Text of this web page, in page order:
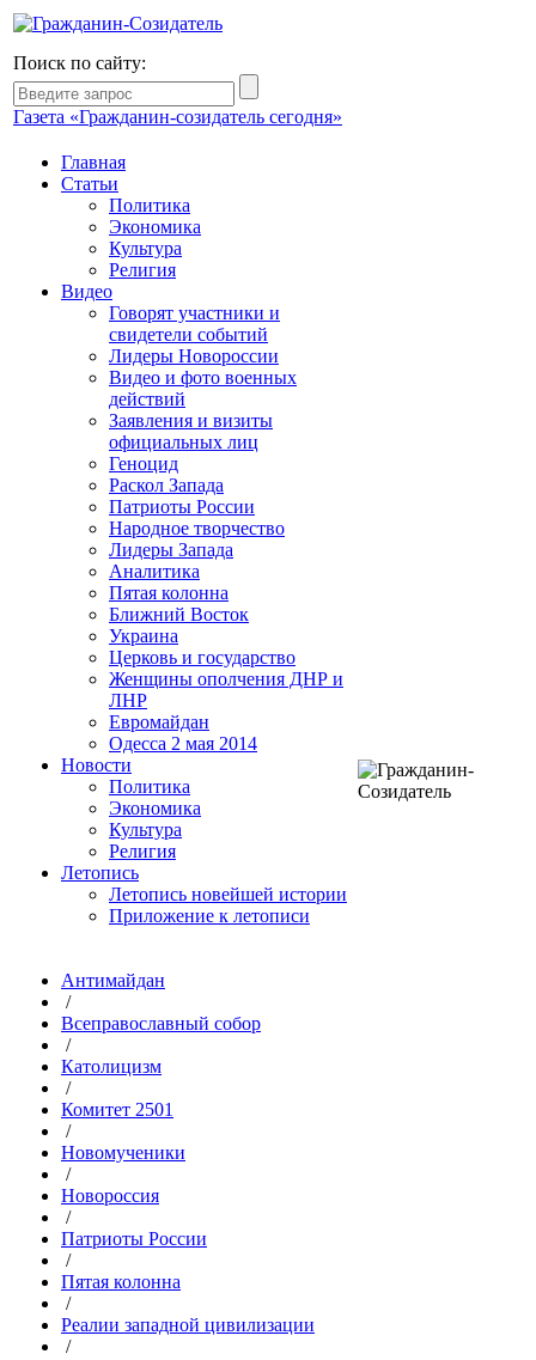
Поиск по сайту:
Газета «Гражданин-созидатель сегодня»
Главная
Статьи
Политика
Экономика
Культура
Религия
Видео
Говорят участники и
свидетели событий
Лидеры Новороссии
Видео и фото военных
действий
Заявления и визиты
официальных лиц
Геноцид
Раскол Запада
Патриоты России
Народное творчество
Лидеры Запада
Аналитика
Пятая колонна
Ближний Восток
Украина
Церковь и государство
Женщины ополчения ДНР и
ЛНР
Евромайдан
Одесса 2 мая 2014
Новости
Политика
Экономика
Культура
Религия
Летопись
Летопись новейшей истории
Приложение к летописи
Антимайдан
/
Всеправославный собор
/
Католицизм
/
Комитет 2501
/
Новомученики
/
Новороссия
/
Патриоты России
/
Пятая колонна
/
Реалии западной цивилизации
/